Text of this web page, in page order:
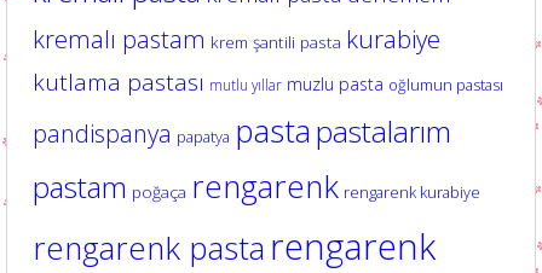
kremalı pastam krem şantili pasta kurabiye
kutlama pastası mutlu yıllar muzlu pasta oğlumun pastası
pandispanya papatya pasta pastalarım
pastam poğaça rengarenk rengarenk kurabiye
rengarenk pasta rengarenk